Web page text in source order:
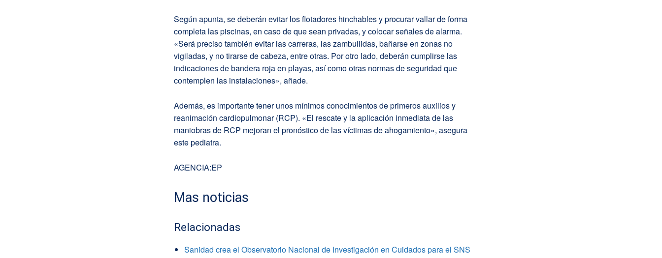
Según apunta, se deberán evitar los flotadores hinchables y procurar vallar de forma
completa las piscinas, en caso de que sean privadas, y colocar señales de alarma.
«Será preciso también evitar las carreras, las zambullidas, bañarse en zonas no
vigiladas, y no tirarse de cabeza, entre otras. Por otro lado, deberán cumplirse las
indicaciones de bandera roja en playas, así como otras normas de seguridad que
contemplen las instalaciones», añade.
Además, es importante tener unos mínimos conocimientos de primeros auxilios y
reanimación cardiopulmonar (RCP). «El rescate y la aplicación inmediata de las
maniobras de RCP mejoran el pronóstico de las víctimas de ahogamiento», asegura
este pediatra.
AGENCIA:EP
Mas noticias
Relacionadas
Sanidad crea el Observatorio Nacional de Investigación en Cuidados para el SNS